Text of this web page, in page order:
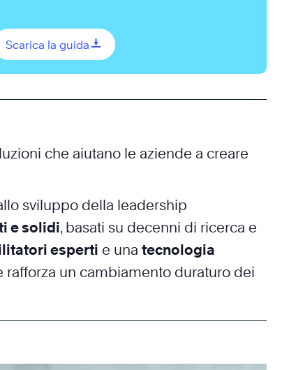
Scarica la guida0
che aiutano le aziende a creare
sviluppo della leadership
e solidi, basati su decenni di ricerca e
esperti e una tecnologia
rafforza un cambiamento duraturo dei